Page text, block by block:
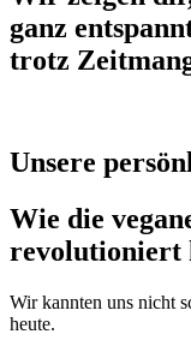
ganz
trotz
Unsere
Wie die
revolutioniert
Wir kannten uns nicht
heute.